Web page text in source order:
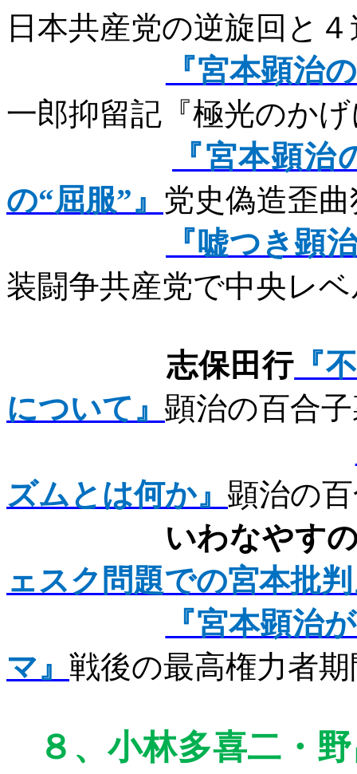
日本共産党の逆旋回と
『宮本顕治
一郎抑留記『極光のか
『宮本顕
の“屈服”』 党史偽造歪
『嘘つき顕
装闘争共産党で中央レ
志保田行 『
について』 顕治の百合子
ズムとは何か』 顕治の
いわなやすの
ェスク問題での宮本批
『宮本顕治
マ』 戦後の最高権力者
８、小林多喜二・